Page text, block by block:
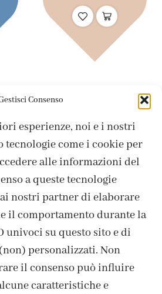
Consenso
esperienze, noi e i nostri
come i cookie per
alle informazioni del
a queste tecnologie
nostri partner di elaborare
il comportamento durante la
univoci su questo sito e di
personalizzati. Non
il consenso può influire
caratteristiche e
Stoffa Soft
3,65€